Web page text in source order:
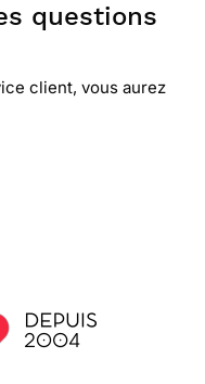
questions
client, vous aurez